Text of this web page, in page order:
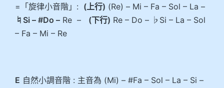
=「旋律小音階」: (上行) (Re) – Mi – Fa – Sol – La –
♮Si – #Do – Re – (下行) Re – Do – ♭Si – La – Sol
– Fa – Mi – Re
E 自然小調音階 : 主音為 (Mi) – #Fa – Sol – La – Si –